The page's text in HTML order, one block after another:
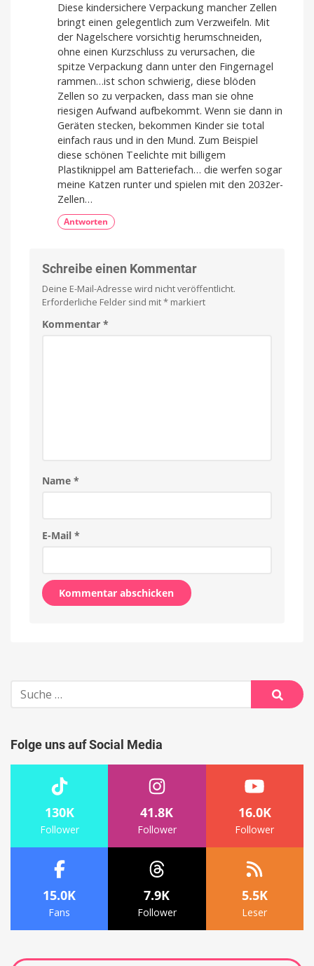
von
Diese kindersichere Verpackung mancher Zellen
bringt einen gelegentlich zum Verzweifeln. Mit
der Nagelschere vorsichtig herumschneiden,
ohne einen Kurzschluss zu verursachen, die
spitze Verpackung dann unter den Fingernagel
rammen…ist schon schwierig, diese blöden
Zellen so zu verpacken, dass man sie ohne
riesigen Aufwand aufbekommt. Wenn sie dann in
Geräten stecken, bekommen Kinder sie total
einfach raus und in den Mund. Zum Beispiel
diese schönen Teelichte mit billigem
Plastiknippel am Batteriefach… die werfen sogar
meine Katzen runter und spielen mit den 2032er-
Zellen…
Antworten
Schreibe einen Kommentar
Deine E-Mail-Adresse wird nicht veröffentlicht.
Erforderliche Felder sind mit* markiert
Kommentar *
Name *
E-Mail *
Suche
nach:
Suche
Folge uns auf Social Media
130K
Follower
41.8K
Follower
16.0K
Follower
15.0K
Fans
7.9K
Follower
5.5K
Leser